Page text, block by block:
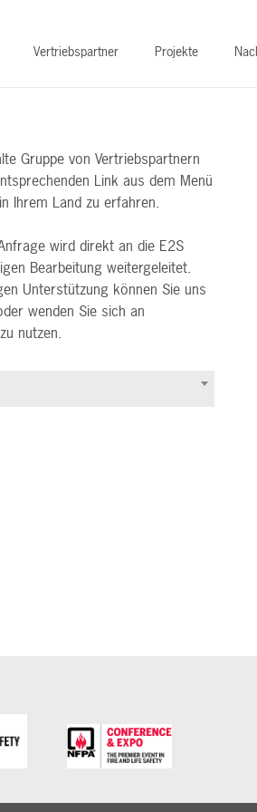
Vertriebspartner Projekte
Gruppe von Vertriebspartnern
Link aus dem Menü
Ihrem Land zu erfahren.
wird direkt an die E2S
Bearbeitung weitergeleitet.
Unterstützung können Sie uns
wenden Sie sich an
nutzen.